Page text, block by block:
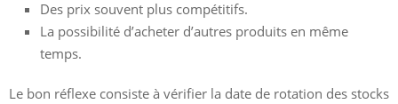
Des prix souvent plus compétitifs.
La possibilité d’acheter d’autres produits en même
temps.
Le bon réflexe consiste à vérifier la date de rotation des stocks